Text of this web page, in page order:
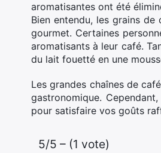
aromatisantes ont été
Bien entendu, les grains
gourmet. Certaines
aromatisants à leur café.
du lait fouetté en une
Les grandes chaînes de
gastronomique.
pour satisfaire vos goûts
5/5 – (1 vote)